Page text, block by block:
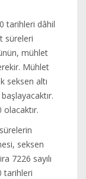
tarihleri dâhil
süreleri
mühlet
Mühlet
seksen altı
seksen
7226 sayılı
tarihleri